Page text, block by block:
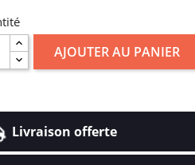
AJOUTER AU PANIER
Livraison offerte